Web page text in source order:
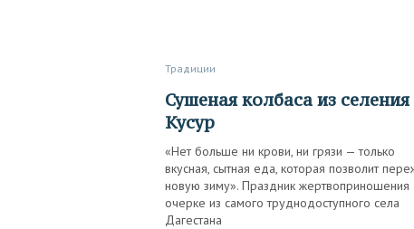
Традиции
Сушеная колбаса из селения
Кусур
«Нет больше ни крови, ни грязи — только
вкусная, сытная еда, которая позволит
новую зиму». Праздник жертвоприношения
очерке из самого труднодоступного села
Дагестана